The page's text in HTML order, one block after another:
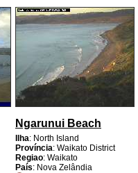
Ngarunui Beach
Ilha: North Island
Província: Waikato District
Regiao: Waikato
País: Nova Zelândia